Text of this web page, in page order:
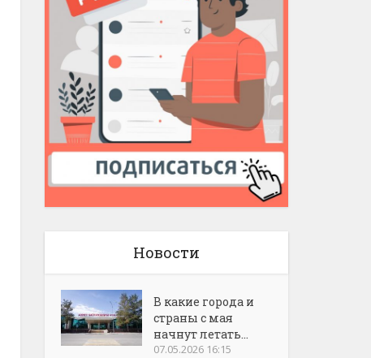
Новости
В какие города и
страны с мая
начнут летать...
07.05.2026 16:15